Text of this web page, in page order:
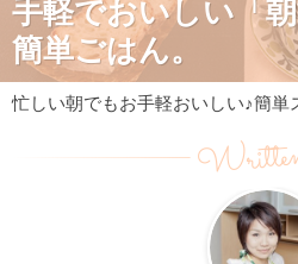
手軽でおいしい「
簡単ごはん。
忙しい朝でもお手軽おいしい♪簡単